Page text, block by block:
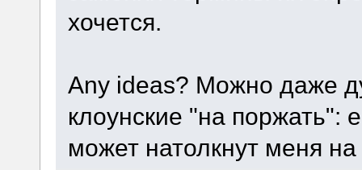
хочется.
Any ideas? Можно даже
клоунские "на поржать":
может натолкнут меня на